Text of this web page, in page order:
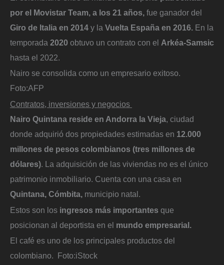
por el Movistar Team, a los 21 años, fue ganador del
Giro de Italia en 2014 y la Vuelta España en 2016. En la
temporada 2020 obtuvo un contrato con el Arkéa-Samsic
hasta el 2022.
Nairo se consolida como un empresario exitoso.
Foto:AFP
Contratos, inversiones y negocios
Nairo Quintana reside en Andorra la Vieja, ciudad
donde adquirió dos propiedades estimadas en 12.000
millones de pesos colombianos (tres millones de
dólares). La adquisición de las viviendas no es el único
patrimonio inmobiliario. Cuenta con una casa en
Quintana, Cómbita, municipio natal.
Estos son los ingresos más importantes que
posicionan al deportista en el mundo empresarial.
El café es uno de los principales productos del
colombiano. Foto:iStock